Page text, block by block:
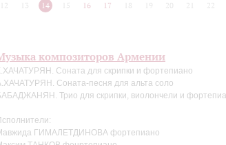
12 13 14 15 16 17 18 19 20 21 22
композиторов Армении
Соната для скрипки и фортепиано
Соната-песня для альта соло
Трио для скрипки, виолончели и
ГИМАЛЕТДИНОВА фортепиано